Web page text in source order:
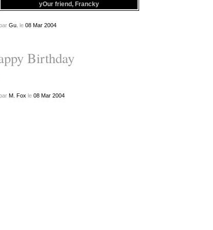
yOur friend, Francky
Gu. le 08 Mar 2004
Birthday
M. Fox le 08 Mar 2004